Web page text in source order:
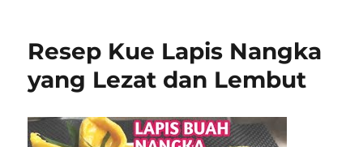
Resep Kue Lapis Nangka
yang Lezat dan Lembut